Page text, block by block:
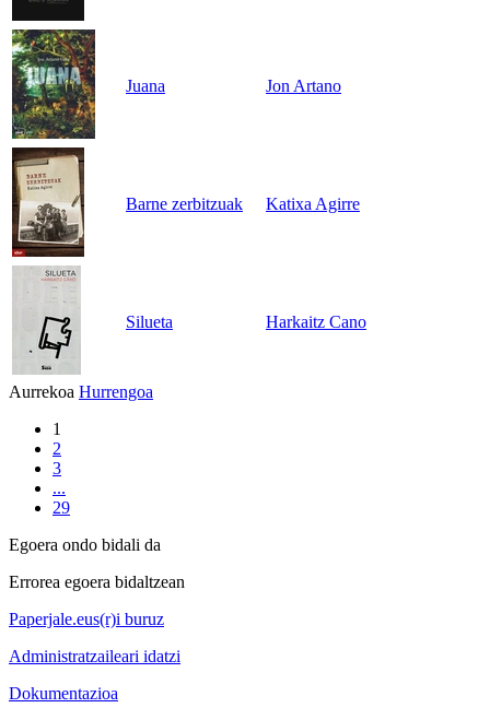
Juana Jon Artano
Barne zerbitzuak Katixa Agirre
Silueta Harkaitz Cano
Aurrekoa Hurrengoa
1
2
3
...
29
Egoera ondo bidali da
Errorea egoera bidaltzean
Paperjale.eus(r)i buruz
Administratzaileari idatzi
Dokumentazioa